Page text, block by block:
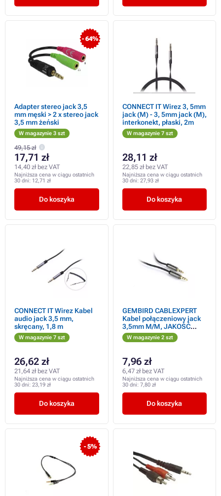
- 64%
Adapter stereo jack 3,5
mm męski > 2 x stereo jack
3,5 mm żeński
W magazynie 3 szt
49,15 zł
17,71 zł
14,40 zł bez VAT
Najniższa cena w ciągu ostatnich
30 dni: 12,71 zł
Do koszyka
CONNECT IT Wirez 3, 5mm
jack (M) - 3, 5mm jack (M),
interkonekt, płaski, 2m
W magazynie 7 szt
28,11 zł
22,85 zł bez VAT
Najniższa cena w ciągu ostatnich
30 dni: 27,93 zł
Do koszyka
CONNECT IT Wirez Kabel
audio jack 3,5 mm,
skręcany, 1,8 m
W magazynie 7 szt
26,62 zł
21,64 zł bez VAT
Najniższa cena w ciągu ostatnich
30 dni: 23,19 zł
Do koszyka
GEMBIRD CABLEXPERT
Kabel połączeniowy jack
3,5mm M/M, JAKOŚĆ
PREMIUM, pozłacany,
1,8m
W magazynie 2 szt
7,96 zł
6,47 zł bez VAT
Najniższa cena w ciągu ostatnich
30 dni: 7,80 zł
Do koszyka
- 5%